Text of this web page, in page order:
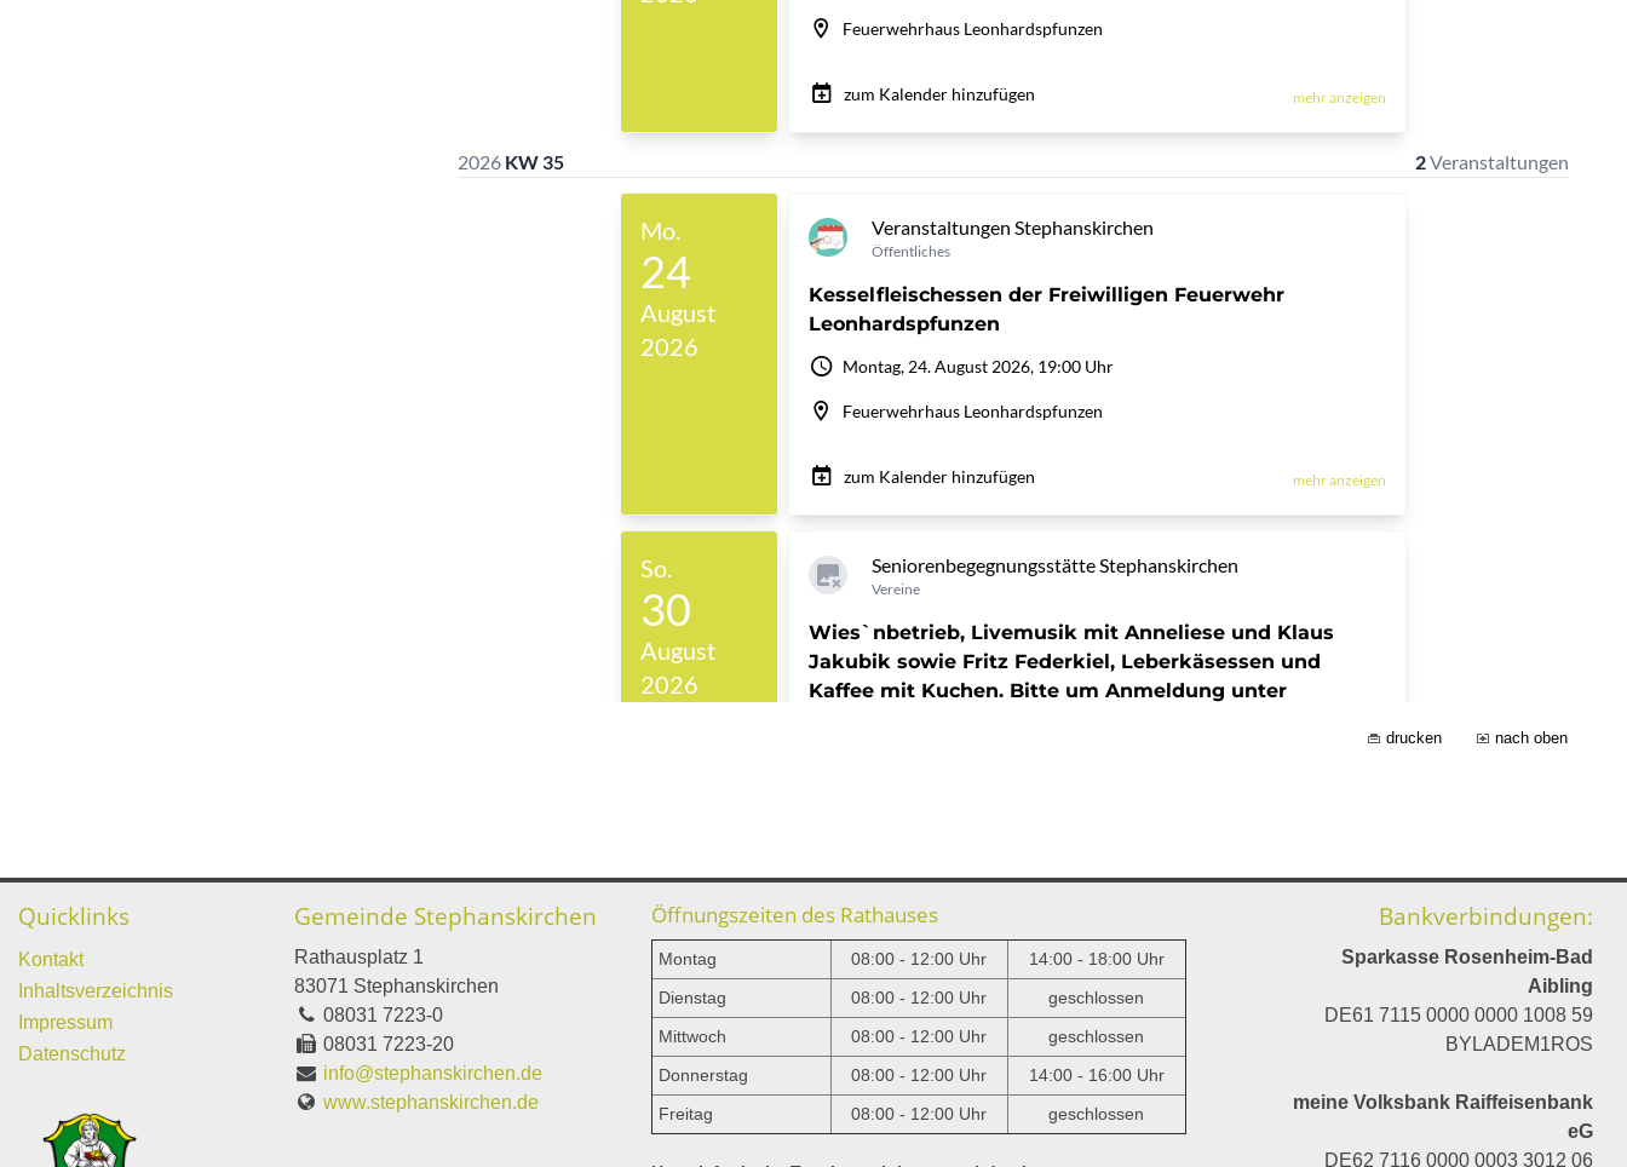
drucken nach oben
Quicklinks
Kontakt
Inhaltsverzeichnis
Impressum
Datenschutz
Gemeinde Stephanskirchen
Rathausplatz 1
83071 Stephanskirchen
08031 7223-0
08031 7223-20
info@stephanskirchen.de
www.stephanskirchen.de
Öffnungszeiten des Rathauses
Montag 08:00 - 12:00 Uhr
14:00 - 18:00 Uhr
Dienstag
08:00 - 12:00 Uhr
geschlossen
Mittwoch
08:00 - 12:00 Uhr
geschlossen
Donnerstag
08:00 - 12:00 Uhr
14:00 - 16:00 Uhr
Freitag
08:00 - 12:00 Uhr geschlossen
Bankverbindungen:
Sparkasse Rosenheim-Bad
Aibling
DE61 7115 0000 0000 1008 59
BYLADEM1ROS
meine Volksbank Raiffeisenbank
eG
DE62 7116 0000 0003 3012 06